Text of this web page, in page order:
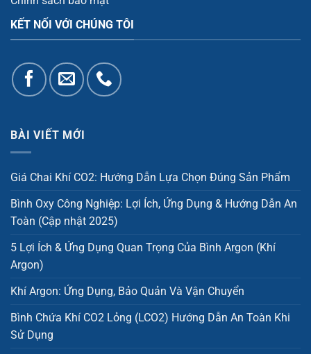
KẾT NỐI VỚI CHÚNG TÔI
BÀI VIẾT MỚI
Giá Chai Khí CO2: Hướng Dẫn Lựa Chọn Đúng Sản Phẩm
Bình Oxy Công Nghiệp: Lợi Ích, Ứng Dụng & Hướng Dẫn An
Toàn (Cập nhật 2025)
5 Lợi Ích & Ứng Dụng Quan Trọng Của Bình Argon (Khí
Argon)
Khí Argon: Ứng Dụng, Bảo Quản Và Vận Chuyển
Bình Chứa Khí CO2 Lỏng (LCO2) Hướng Dẫn An Toàn Khi
Sử Dụng